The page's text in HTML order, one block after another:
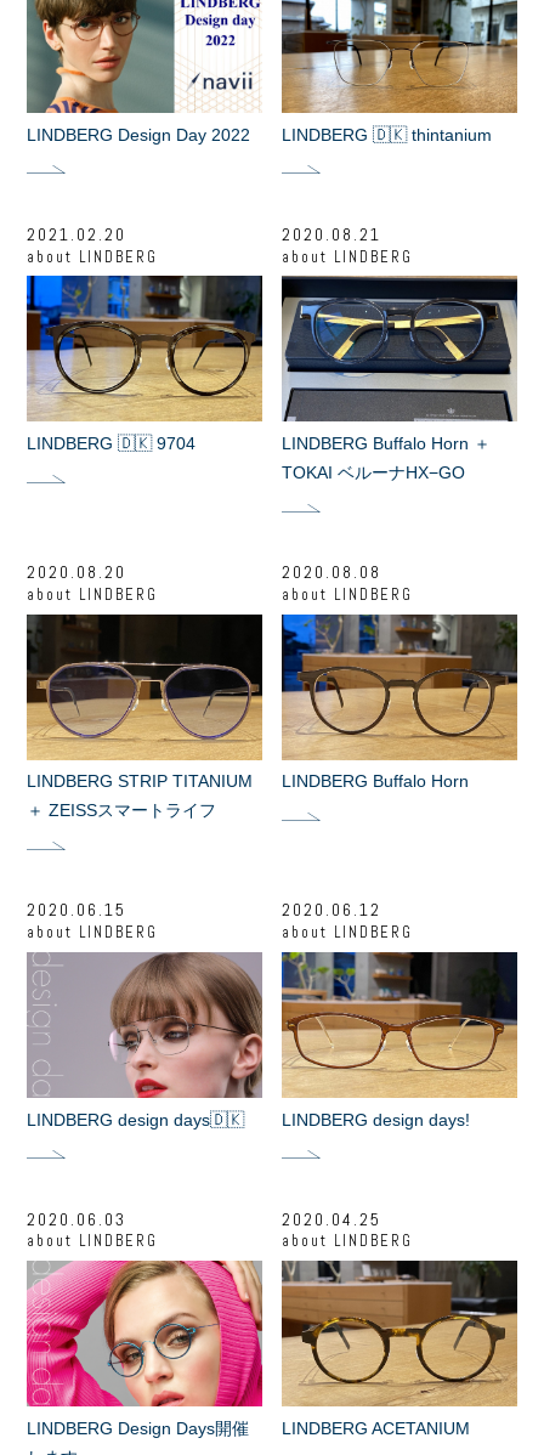
LINDBERG Design Day 2022 LINDBERG 🇩🇰 thintanium
2021.02.20
about LINDBERG
LINDBERG 🇩🇰 9704
2020.08.21
about LINDBERG
LINDBERG Buffalo Horn ＋
TOKAI ベルーナHX−GO
2020.08.20
about LINDBERG
LINDBERG STRIP TITANIUM
＋ ZEISSスマートライフ
2020.08.08
about LINDBERG
LINDBERG Buffalo Horn
2020.06.15
about LINDBERG
LINDBERG design days🇩🇰
2020.06.12
about LINDBERG
LINDBERG design days!
2020.06.03
about LINDBERG
LINDBERG Design Days開催
2020.04.25
about LINDBERG
LINDBERG ACETANIUM